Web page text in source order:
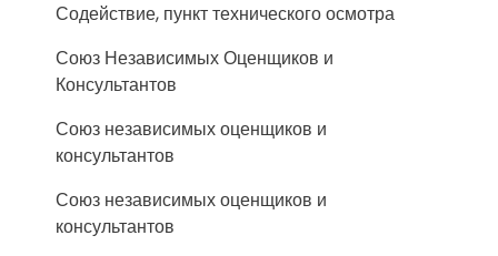
Содействие, пункт технического осмотра
Союз Независимых Оценщиков и
Консультантов
Союз независимых оценщиков и
консультантов
Союз независимых оценщиков и
консультантов